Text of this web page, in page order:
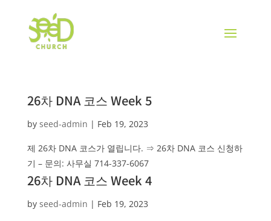
26차 DNA 코스 Week 5
by seed-admin | Feb 19, 2023
제 26차 DNA 코스가 열립니다. ⇒ 26차 DNA 코스 신청하
기 – 문의: 사무실 714-337-6067
26차 DNA 코스 Week 4
by seed-admin | Feb 19, 2023